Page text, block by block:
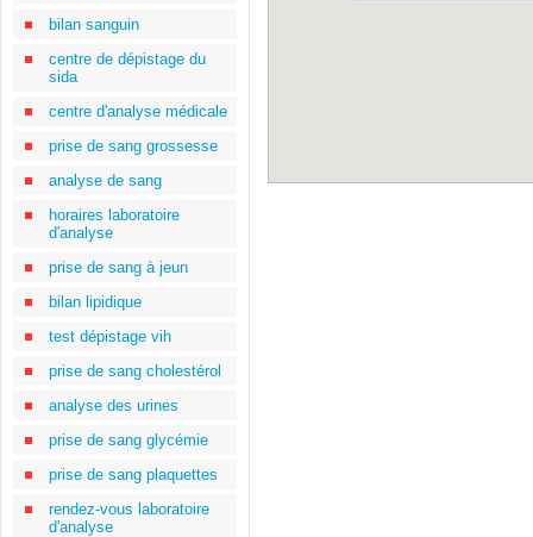
bilan sanguin
centre de dépistage du
sida
centre d'analyse médicale
prise de sang grossesse
analyse de sang
horaires laboratoire
d'analyse
prise de sang à jeun
bilan lipidique
test dépistage vih
prise de sang cholestérol
analyse des urines
prise de sang glycémie
prise de sang plaquettes
rendez-vous laboratoire
d'analyse